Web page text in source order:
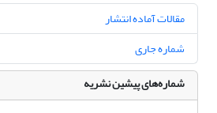
مقالات آماده انتشار
شماره جاری
شماره‌های پیشین نشریه